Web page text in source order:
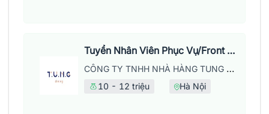
Tuyển Nhân Viên Phục Vụ/Front Of House
CÔNG TY TNHH NHÀ HÀNG TUNG DINING
10 - 12 triệu Hà Nội